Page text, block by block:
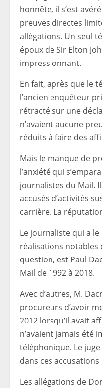
honnête, il s’est
preuves directes
allégations. Un seul
époux de Sir Elton
impressionnant.
En fait, après que le
l’ancien enquêteur
rétracté sur une
n’avaient aucune
réduits à faire des
Mais le manque de
l’anxiété qui
journalistes du Mail.
accusés d’activités
carrière. La
Le journaliste qui a
réalisations notables
question, est Paul
Mail de 1992 à 2018.
Avec d’autres, M.
procureurs d’avoir
2012 lorsqu’il avait
n’avaient jamais été
téléphonique. Le
dans ces accusations
Les allégations de